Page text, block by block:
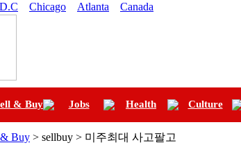
Chicago Atlanta Canada
& Buy Jobs Health Culture
Buy > sellbuy > 미주최대 사고팔고